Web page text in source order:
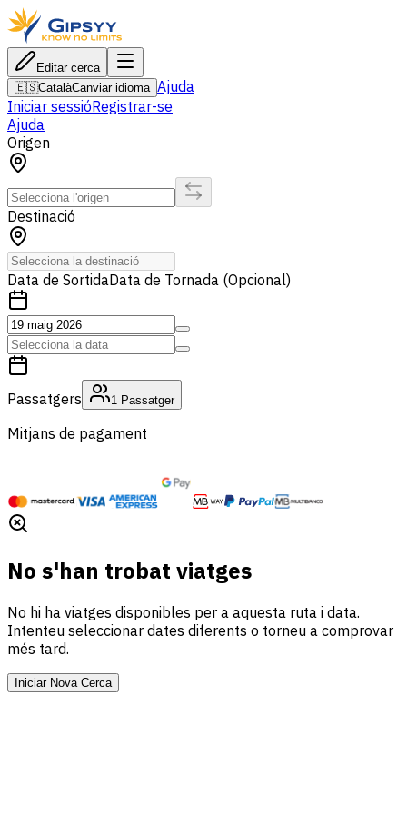
Editar cerca
🇪🇸CatalàCanviar idioma Ajuda
Iniciar sessióRegistrar-se
Ajuda
Origen
Destinació
Data de SortidaData de Tornada (Opcional)
Passatgers 1 Passatger
Mitjans de pagament
No s'han trobat viatges
No hi ha viatges disponibles per a aquesta ruta i data.
Intenteu seleccionar dates diferents o torneu a comprovar
més tard.
Iniciar Nova Cerca